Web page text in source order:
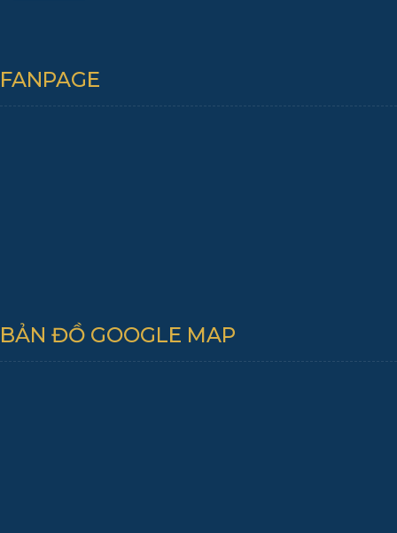
FANPAGE
BẢN ĐỒ GOOGLE MAP